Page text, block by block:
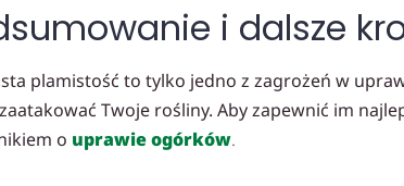
i dalsze
plamistość to tylko jedno z zagrożeń w
Twoje rośliny. Aby zapewnić im
o uprawie ogórków.